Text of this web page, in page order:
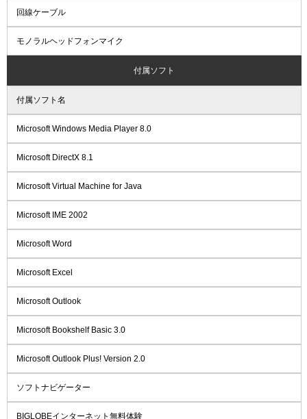
回線ケーブル
モノラルヘッドフォンマイク
付属ソフト
付属ソフト名
Microsoft Windows Media Player 8.0
Microsoft DirectX 8.1
Microsoft Virtual Machine for Java
Microsoft IME 2002
Microsoft Word
Microsoft Excel
Microsoft Outlook
Microsoft Bookshelf Basic 3.0
Microsoft Outlook Plus! Version 2.0
ソフトナビゲーター
BIGLOBEインターネット無料体験